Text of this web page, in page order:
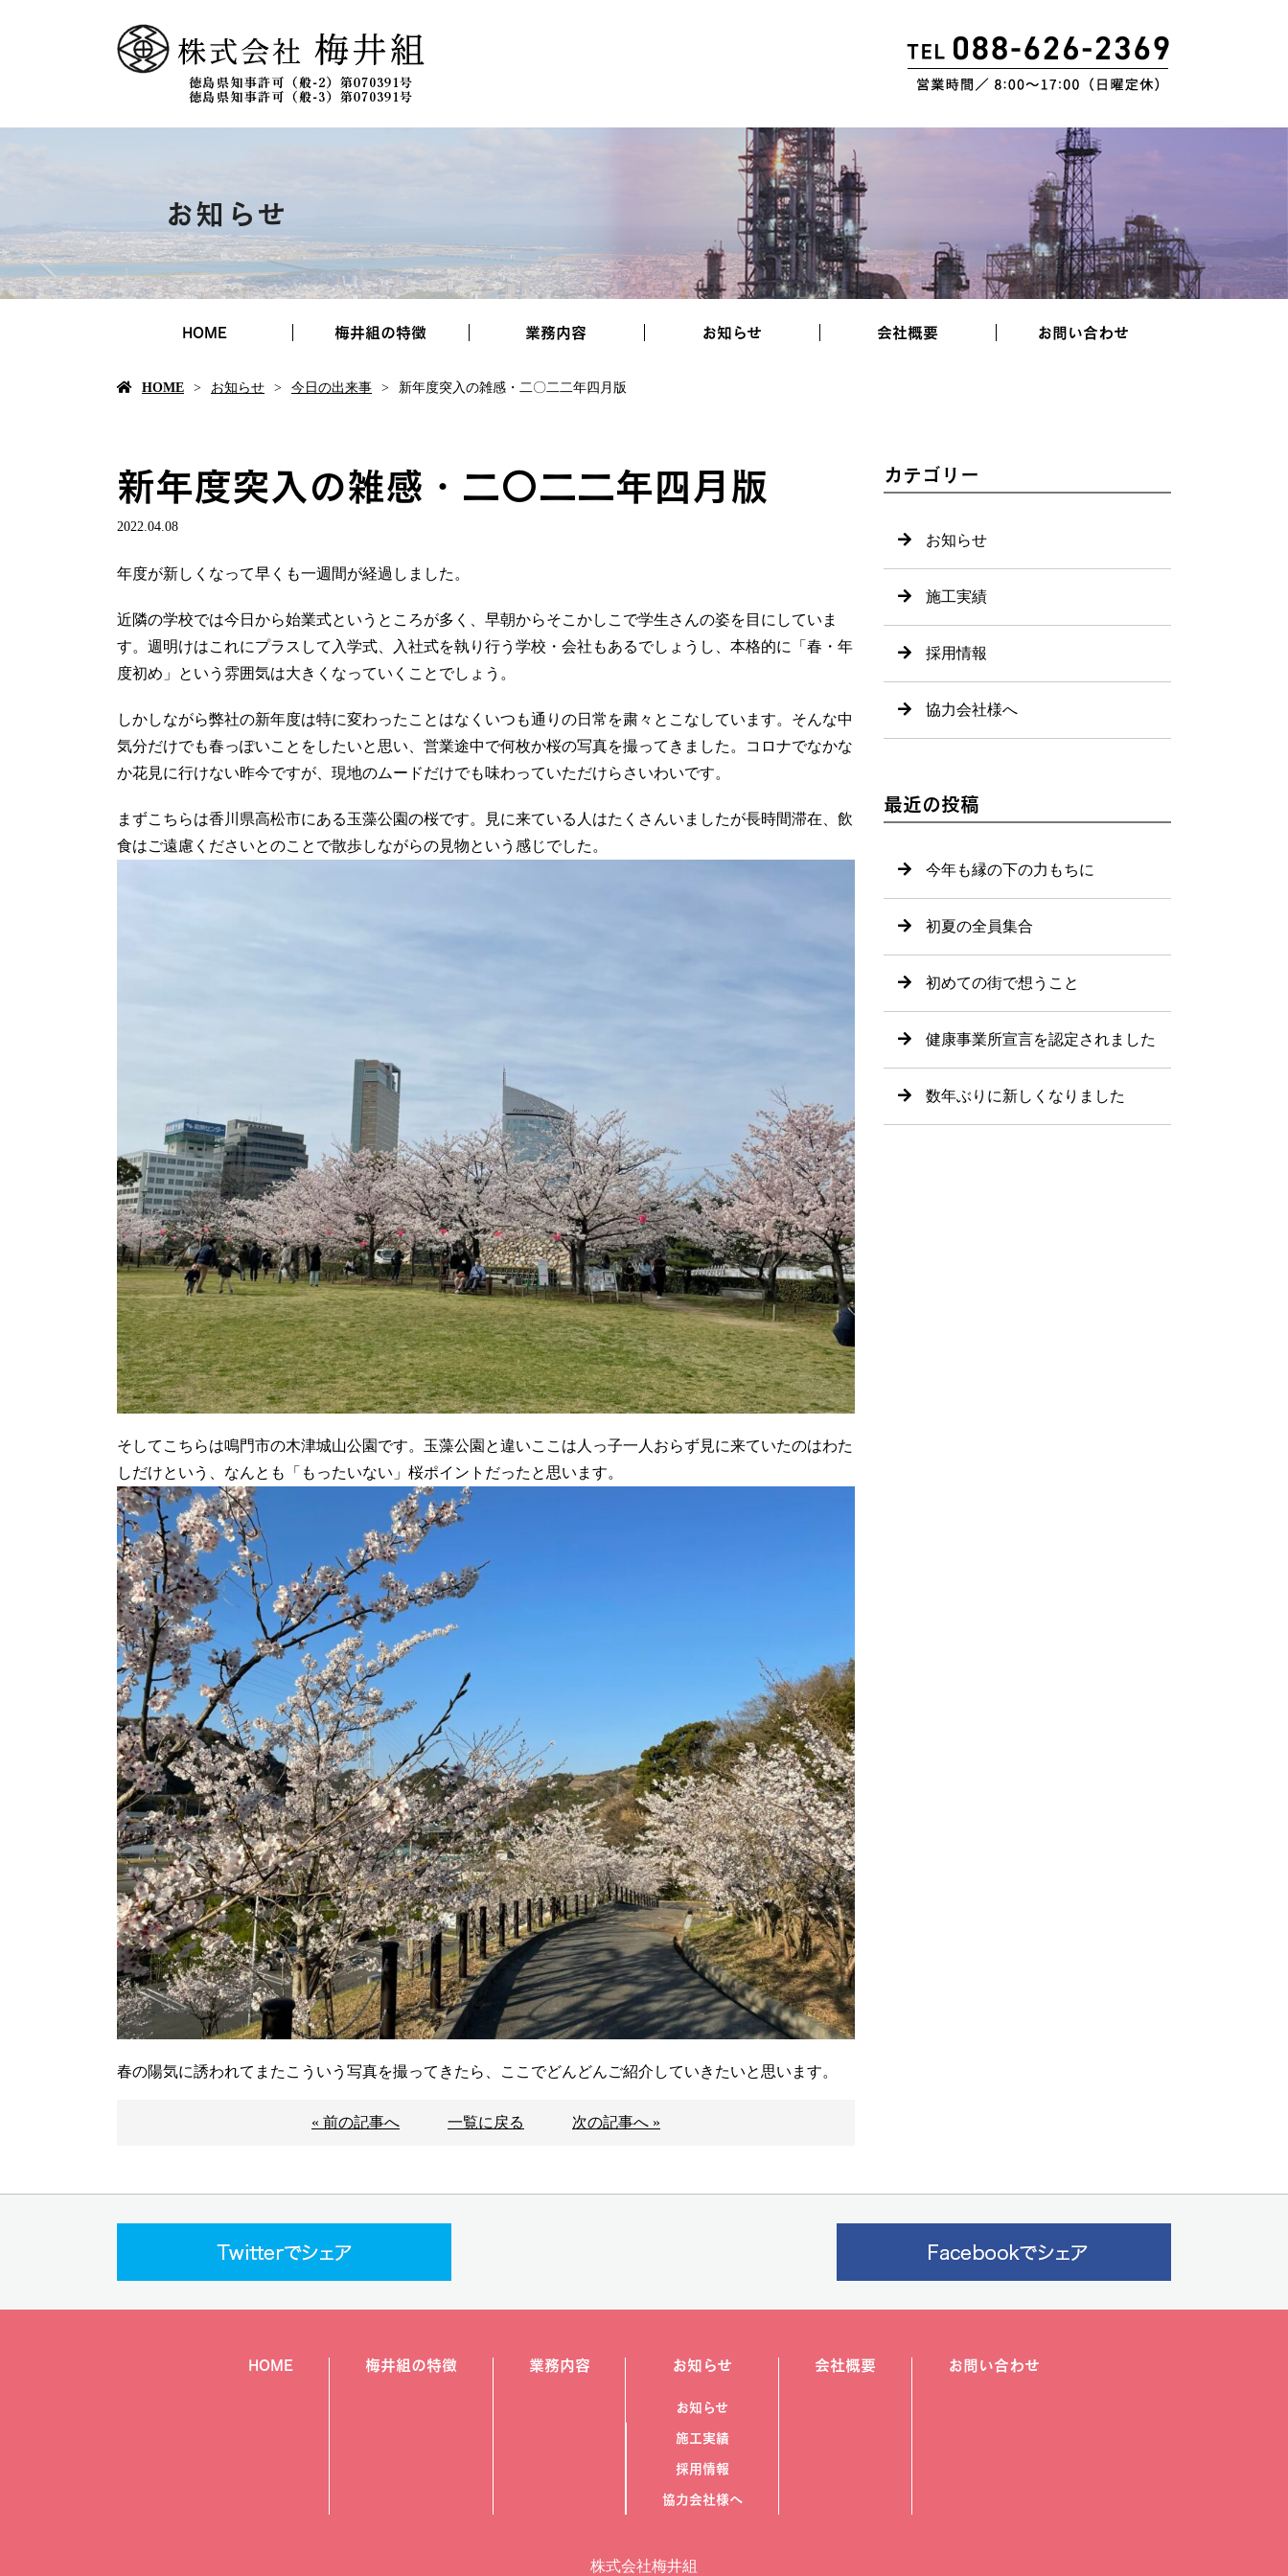
お知らせ
HOME 梅井組の特徴 業務内容 お知らせ 会社概要 お問い合わせ
HOME お知らせ 今日の出来事 新年度突入の雑感・二〇二二年四月版
新年度突入の雑感・二〇二二年四月版
2022.04.08
年度が新しくなって早くも一週間が経過しました。
近隣の学校では今日から始業式というところが多く、早朝からそこかしこで学生さんの姿を目にしていま
す。週明けはこれにプラスして入学式、入社式を執り行う学校・会社もあるでしょうし、本格的に「春・年
度初め」という雰囲気は大きくなっていくことでしょう。
しかしながら弊社の新年度は特に変わったことはなくいつも通りの日常を粛々とこなしています。そんな中
気分だけでも春っぽいことをしたいと思い、営業途中で何枚か桜の写真を撮ってきました。コロナでなかな
か花見に行けない昨今ですが、現地のムードだけでも味わっていただけらさいわいです。
まずこちらは香川県高松市にある玉藻公園の桜です。見に来ている人はたくさんいましたが長時間滞在、飲
食はご遠慮くださいとのことで散歩しながらの見物という感じでした。
そしてこちらは鳴門市の木津城山公園です。玉藻公園と違いここは人っ子一人おらず見に来ていたのはわた
しだけという、なんとも「もったいない」桜ポイントだったと思います。
春の陽気に誘われてまたこういう写真を撮ってきたら、ここでどんどんご紹介していきたいと思います。
« 前の記事へ 一覧に戻る 次の記事へ »
カテゴリー
お知らせ
施工実績
採用情報
協力会社様へ
最近の投稿
今年も縁の下の力もちに
初夏の全員集合
初めての街で想うこと
健康事業所宣言を認定されました
数年ぶりに新しくなりました
HOME 梅井組の特徴 業務内容 お知らせ
お知らせ
施工実績
採用情報
協力会社様へ
会社概要 お問い合わせ
株式会社梅井組​